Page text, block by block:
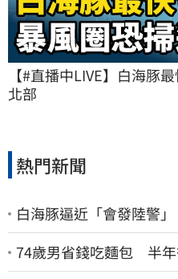
【#直播中LIVE】白海豚
北部
熱門新聞
白海豚逼近「會發陸警
74歲男省錢吃麵包 半